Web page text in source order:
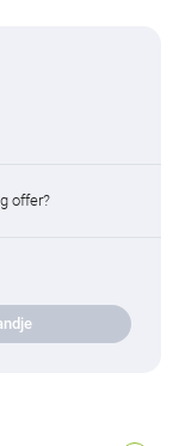
offer?